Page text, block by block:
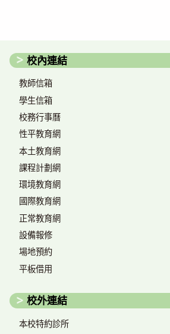
校內連結
教師信箱
學生信箱
校務行事曆
性平教育網
本土教育網
課程計劃網
環境教育網
國際教育網
正常教育網
設備報修
場地預約
平板借用
校外連結
本校特約診所